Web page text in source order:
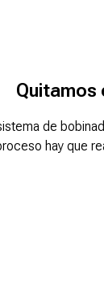
Quitamos
de
hay que